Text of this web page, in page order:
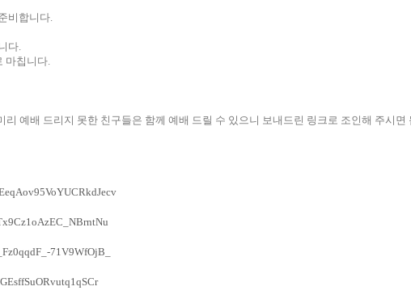
비합니다.
다.
마칩니다.
리 예배 드리지 못한 친구들은 함께 예배 드릴 수 있으니 보내드린 링크로 조인해 주시면
71V9WfOjB_